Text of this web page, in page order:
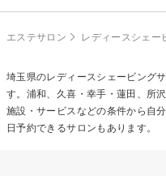
エステサロン レディースシェー
埼玉県のレディースシェービング
す。浦和、久喜・幸手・蓮田、所
施設・サービスなどの条件から自
日予約できるサロンもあります。